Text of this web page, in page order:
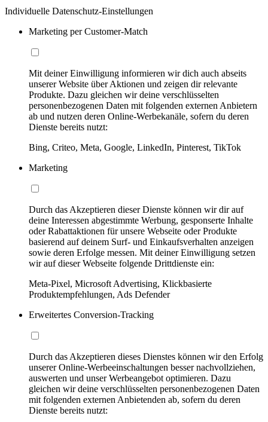
Individuelle Datenschutz-Einstellungen
Marketing per Customer-Match
Mit deiner Einwilligung informieren wir dich auch abseits
unserer Website über Aktionen und zeigen dir relevante
Produkte. Dazu gleichen wir deine verschlüsselten
personenbezogenen Daten mit folgenden externen Anbietern
ab und nutzen deren Online-Werbekanäle, sofern du deren
Dienste bereits nutzt:
Bing, Criteo, Meta, Google, LinkedIn, Pinterest, TikTok
Marketing
Durch das Akzeptieren dieser Dienste können wir dir auf
deine Interessen abgestimmte Werbung, gesponserte Inhalte
oder Rabattaktionen für unsere Webseite oder Produkte
basierend auf deinem Surf- und Einkaufsverhalten anzeigen
sowie deren Erfolge messen. Mit deiner Einwilligung setzen
wir auf dieser Webseite folgende Drittdienste ein:
Meta-Pixel, Microsoft Advertising, Klickbasierte
Produktempfehlungen, Ads Defender
Erweitertes Conversion-Tracking
Durch das Akzeptieren dieses Dienstes können wir den Erfolg
unserer Online-Werbeeinschaltungen besser nachvollziehen,
auswerten und unser Werbeangebot optimieren. Dazu
gleichen wir deine verschlüsselten personenbezogenen Daten
mit folgenden externen Anbietenden ab, sofern du deren
Dienste bereits nutzt: